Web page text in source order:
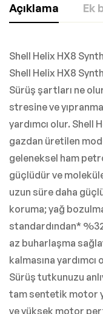
Açıklama Ek
Shell Helix HX8
Shell Helix HX8
Sürüş şartları ne
stresine ve
yardımcı olur. Shell
gazdan üretilen
geleneksel ham
güçlüdür ve
uzun süre daha
koruma; yağ
standardından*
az buharlaşma
kalmasına yardımcı
Sürüş tutkunuzu
tam sentetik motor
ve yüksek motor